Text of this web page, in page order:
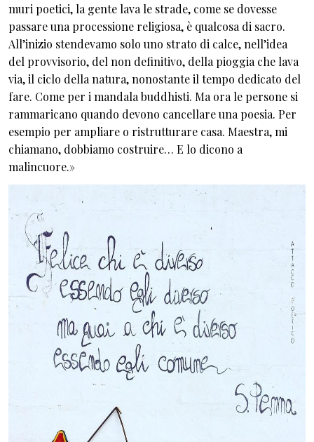
muri poetici, la gente lava le strade, come se dovesse
passare una processione religiosa, è qualcosa di sacro.
All’inizio stendevamo solo uno strato di calce, nell’idea
del provvisorio, del non definitivo, della pioggia che lava
via, il ciclo della natura, nonostante il tempo dedicato del
fare. Come per i mandala buddhisti. Ma ora le persone si
rammaricano quando devono cancellare una poesia. Per
esempio per ampliare o ristrutturare casa. Maestra, mi
chiamano, dobbiamo costruire… E lo dicono a
malincuore.»